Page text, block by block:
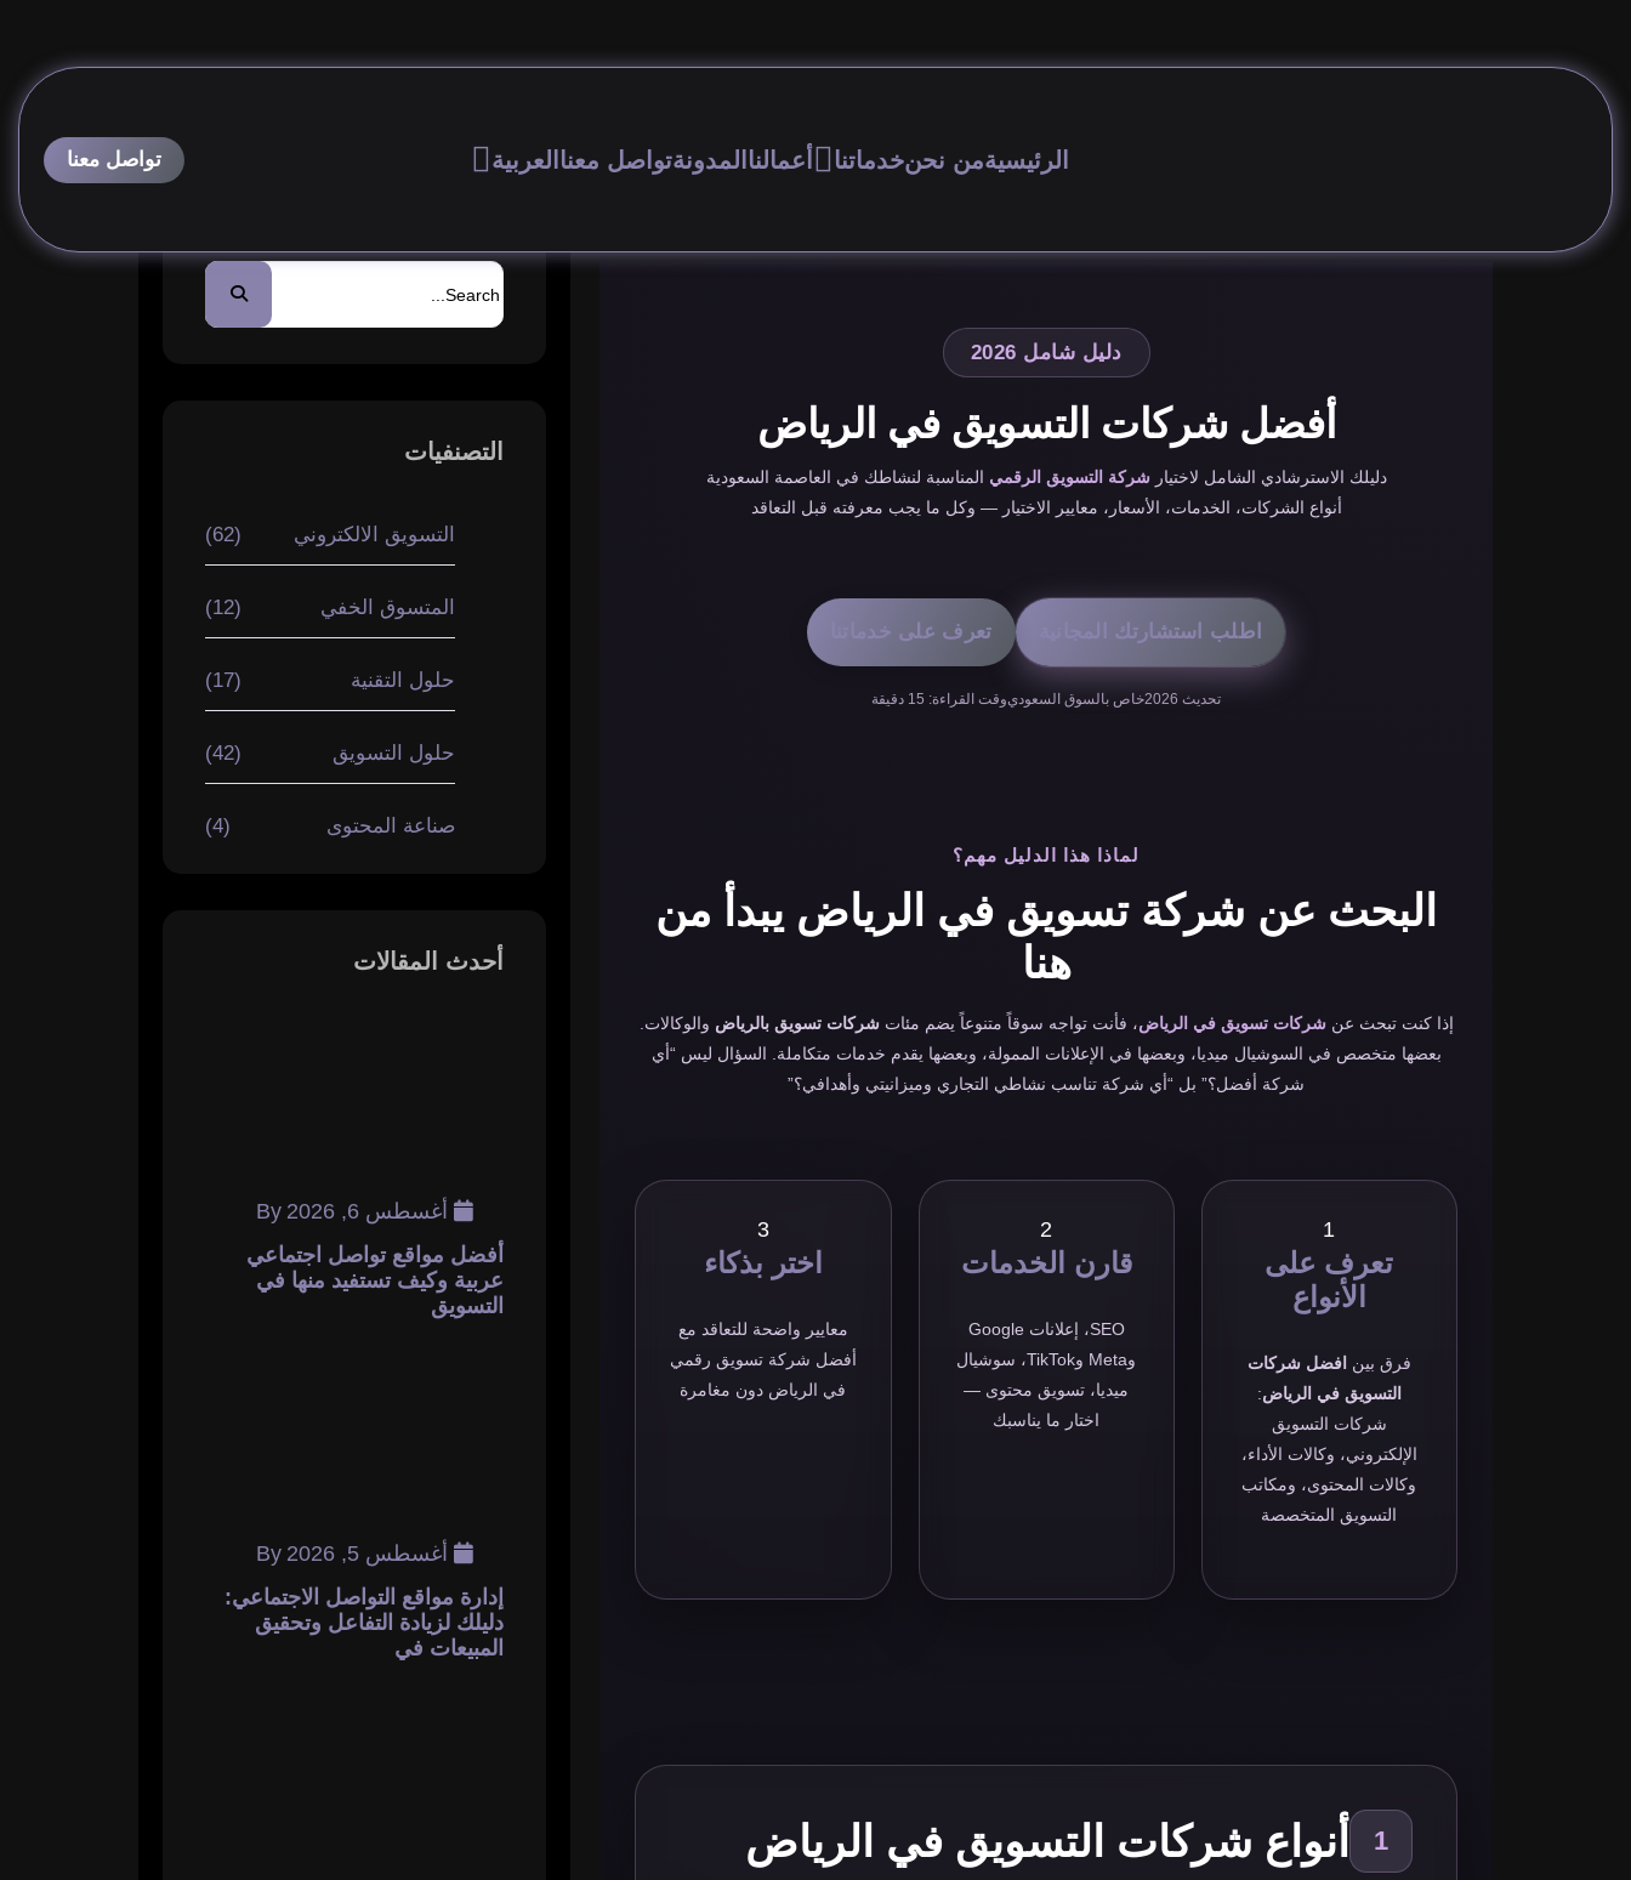
الرئيسيةمن نحنخدماتنا أعمالنا المدونةتواصل معنا العربية
دليل شامل 2026
أفضل شركات التسويق في الرياض
دليلك الاسترشادي الشامل لاختيارشركة التسويق الرقمي المناسبة لنشاطك في العاصمة السعودية
أنواع الشركات، الخدمات، الأسعار، معايير الاختيار — وكل ما يجب معرفته قبل التعاقد
اطلب استشارتك المجانية تعرف على خدماتنا
تحديث 2026 خاص بالسوق السعوديوقت القراءة: 15 دقيقة
لماذا هذا الدليل مهم؟
البحث عن شركة تسويق في الرياض يبدأ من
هنا
إذا كنت تبحث عنشركات تسويق في الرياض، فأنت تواجه سوقاً متنوعاً يضم مئاتشركات تسويق بالرياض والوكالات.
بعضها متخصص في السوشيال ميديا، وبعضها في الإعلانات الممولة، وبعضها يقدم خدمات متكاملة. السؤال ليس “أي
شركة أفضل؟” بل “أي شركة تناسب نشاطي التجاري وميزانيتي وأهدافي؟”
1
تعرف على
الأنواع
فرق بين افضل شركات
التسويق في الرياض:
شركات التسويق
الإلكتروني، وكالات الأداء،
وكالات المحتوى، ومكاتب
التسويق المتخصصة
2
قارن الخدمات
SEO، إعلانات Google
وMeta وTikTok، سوشيال
ميديا، تسويق محتوى —
اختار ما يناسبك
3
اختر بذكاء
معايير واضحة للتعاقد مع
أفضل شركة تسويق رقمي
في الرياض دون مغامرة
1 أنواع شركات التسويق في الرياض
التصنفيات
التسويق الالكتروني (62)
المتسوق الخفي (12)
حلول التقنية (17)
حلول التسويق (42)
صناعة المحتوى (4)
أحدث المقالات
أغسطس 6, 2026
By
أفضل مواقع تواصل اجتماعي
عربية وكيف تستفيد منها في
التسويق
أغسطس 5, 2026
By
إدارة مواقع التواصل الاجتماعي:
دليلك لزيادة التفاعل وتحقيق
المبيعات في